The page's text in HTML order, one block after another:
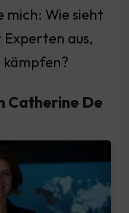
mich: Wie sieht
Experten aus,
kämpfen?
Catherine De